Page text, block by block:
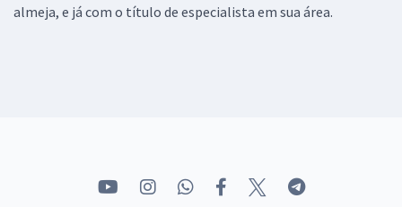
almeja, e já com o título de especialista em sua área.